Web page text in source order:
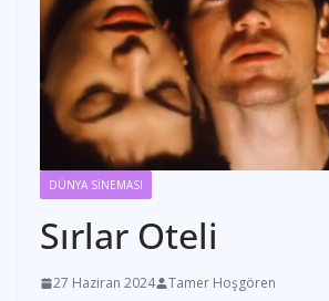
DÜNYA SİNEMASI
Sırlar Oteli
27 Haziran 2024 Tamer Hoşgören